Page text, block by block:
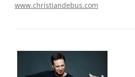
www.christiandebus.com